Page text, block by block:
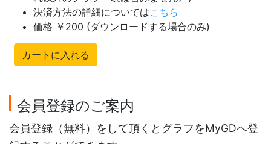
決済方法の詳細についてはこちら
価格 ￥200 (ダウンロードする場合のみ)
カートに入れる
会員登録のご案内
会員登録（無料）をして頂くとグラフをMyGDへ登